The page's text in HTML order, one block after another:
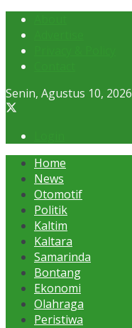
Senin, Agustus 10, 2026
Home
News
Otomotif
Politik
Kaltim
Kaltara
Samarinda
Bontang
Ekonomi
Olahraga
Peristiwa